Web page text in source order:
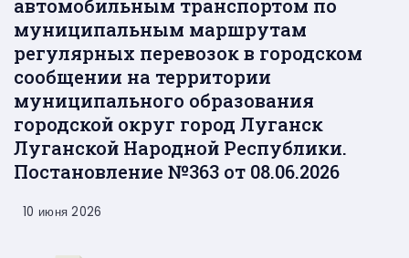
автомобильным транспортом по
муниципальным маршрутам
регулярных перевозок в городском
сообщении на территории
муниципального образования
городской округ город Луганск
Луганской Народной Республики.
Постановление №363 от 08.06.2026
10 июня 2026